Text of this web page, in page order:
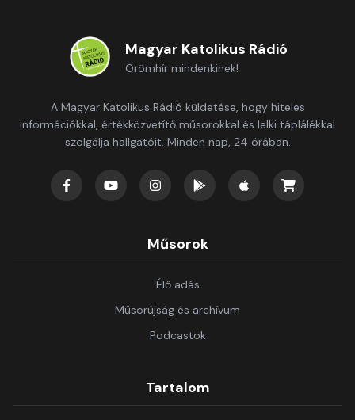
Magyar Katolikus Rádió
Örömhír mindenkinek!
A Magyar Katolikus Rádió küldetése, hogy hiteles
információkkal, értékközvetítő műsorokkal és lelki táplálékkal
szolgálja hallgatóit. Minden nap, 24 órában.
Műsorok
Élő adás
Műsorújság és archívum
Podcastok
Tartalom